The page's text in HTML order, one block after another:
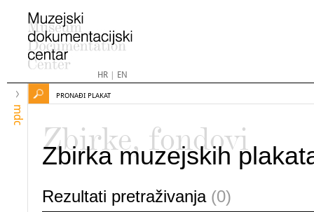
HR| EN
mdc
PRONAĐI PLAKAT
Zbirke, fondovi
Zbirka muzejskih
Rezultati pretraživanja (0)